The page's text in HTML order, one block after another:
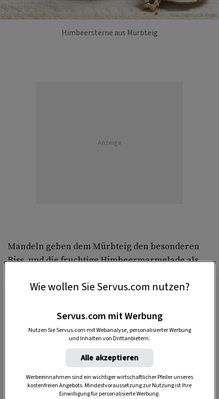
Foto: Eisenhut & Mayer
Himbeersterne aus Mürbteig
Anzeige
Mandeln geben dem Mürbteig den besonderen
Biss, und die fruchtige Himbeermarmelade als
Zum Rezept
DAS KÖNNTE SIE AUCH INTERESSIEREN
Wie wollen Sie Servus.com nutzen?
Servus.com mit Werbung
Nutzen Sie Servus.com mit Webanalyse, personalisierter Werbung
und Inhalten von Drittanbietern.
Alle akzeptieren
Werbeeinnahmen sind ein wichtiger wirtschaftlicher Pfeiler unseres
kostenfreien Angebots. Mindestvoraussetzung zur Nutzung ist Ihre
Einwilligung für personalisierte Werbung.